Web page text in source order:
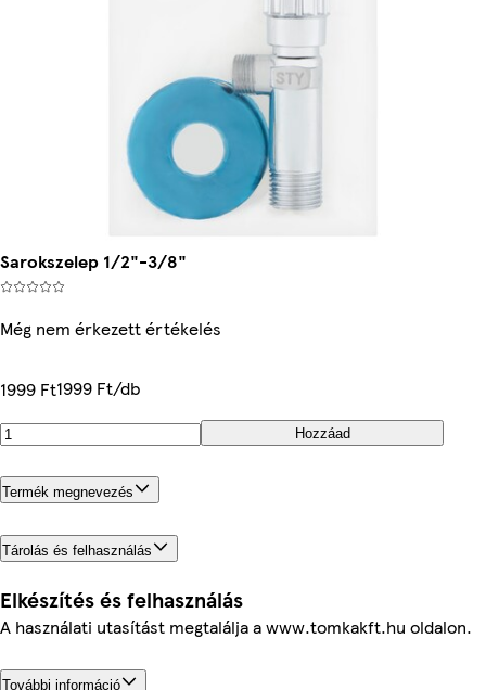
Sarokszelep 1/2"-3/8"
Még nem érkezett értékelés
1999 Ft1999 Ft/db
Hozzáad
Termék megnevezés
Tárolás és felhasználás
Elkészítés és felhasználás
A használati utasítást megtalálja a www.tomkakft.hu oldalon.
További információ